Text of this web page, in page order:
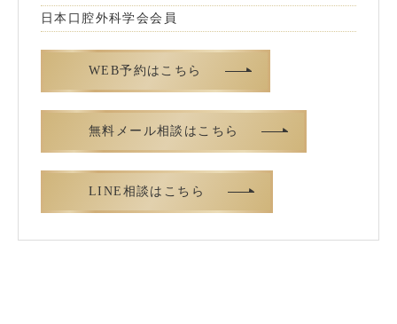
日本口腔外科学会会員
WEB予約はこちら
無料メール相談はこちら
LINE相談はこちら